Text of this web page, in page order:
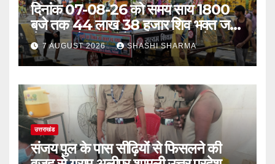
दिनांक 07-08-26 को समय साय 1800
बजे तक 44 लाख 38 हजार शिव भक्त जल
लेकर अपने गंतव्य को प्रस्थान कर चुके
7 AUGUST 2026 SHASHI SHARMA
उत्तराखंड
संजय पुल के पास सीढ़ियों से फिसलने की